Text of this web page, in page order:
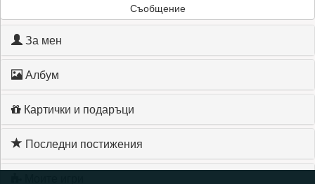
Съобщение
За мен
Албум
Картички и подаръци
Последни постижения